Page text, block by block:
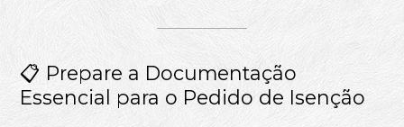
📋 Prepare a Documentação
Essencial para o Pedido de Isenção